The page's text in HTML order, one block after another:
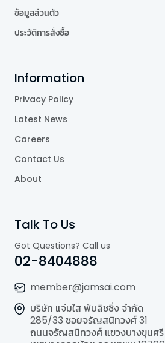
ข้อมูลส่วนตัว
ประวัติการสั่งซื้อ
Information
Privacy Policy
Latest News
Careers
Contact Us
About
Talk To Us
Got Questions? Call us
02-8404888
member@jamsai.com
บริษัท แจ่มใส พับลิชชิ่ง จำกัด
285/33 ซอยจรัญสนิทวงศ์ 31
ถนนจรัญสนิทวงศ์ แขวงบางขุนศรี